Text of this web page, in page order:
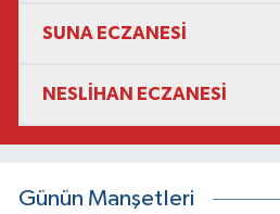
SUNA ECZANESİ
NESLİHAN ECZANESİ
Günün Manşetleri